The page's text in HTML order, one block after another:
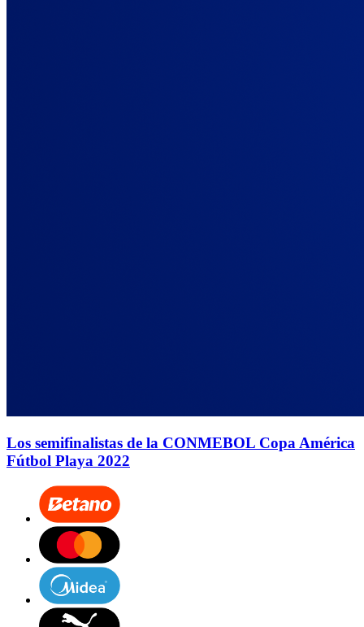
Los semifinalistas de la CONMEBOL Copa América
Fútbol Playa 2022